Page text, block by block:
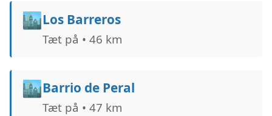
🏙️Los Barreros
Tæt på • 46 km
🏙️Barrio de Peral
Tæt på • 47 km